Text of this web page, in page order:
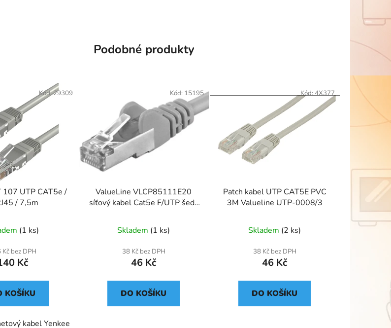
Podobné produkty
107 UTP CAT5e /
/ 7,5m
(1 ks)
Kč bez DPH
Kč
KOŠÍKU
kabel Yenkee
Kód:29309
ValueLine VLCP85111E20
síťový kabel Cat5e F/UTP šedý
Skladem (1 ks)
38 Kč bez DPH
46 Kč
DO KOŠÍKU
Kód: 15195
Patch kabel UTP CAT5E PVC
3M Valueline UTP-0008/3
Skladem (2 ks)
38 Kč bez DPH
46 Kč
DO KOŠÍKU
Kód:4X377